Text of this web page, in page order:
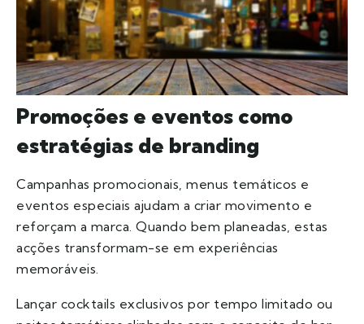
Promoções e eventos como
estratégias de branding
Campanhas promocionais, menus temáticos e
eventos especiais ajudam a criar movimento e
reforçam a marca. Quando bem planeadas, estas
acções transformam-se em experiências
memoráveis.
Lançar cocktails exclusivos por tempo limitado ou